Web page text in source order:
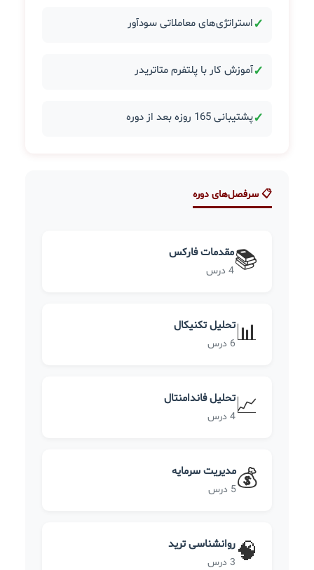
✓استراتژی‌های معاملاتی سودآور
✓آموزش کار با پلتفرم متاتریدر
✓پشتیبانی 165 روزه بعد از دوره
📋 سرفصل‌های دوره
📚مقدمات فارکس
4 درس
📊تحلیل تکنیکال
6 درس
📈تحلیل فاندامنتال
4 درس
💰مدیریت سرمایه
5 درس
🧠روانشناسی ترید
3 درس